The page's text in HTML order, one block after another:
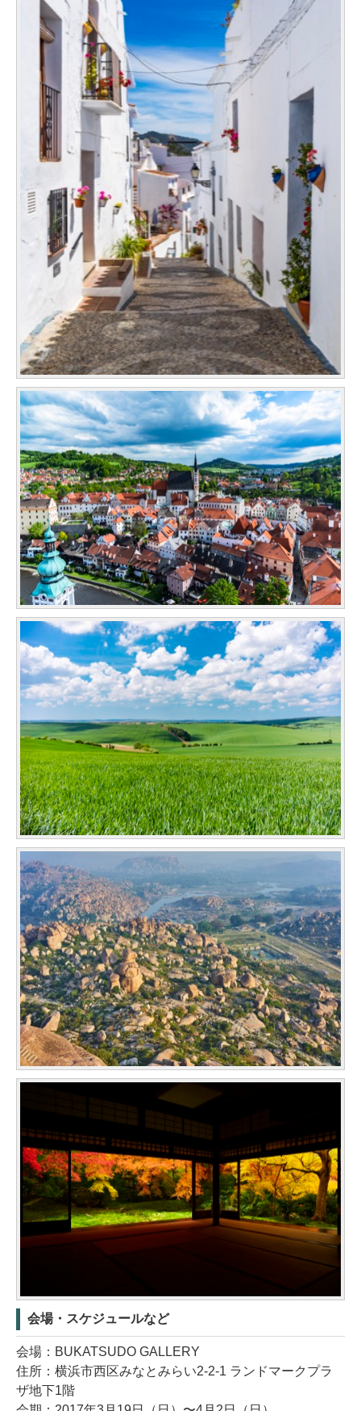
会場・スケジュールなど
会場：BUKATSUDO GALLERY
住所：横浜市西区みなとみらい2-2-1 ランドマークプラ
ザ地下1階